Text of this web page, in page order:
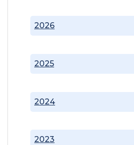
2023
2024
2025
2026